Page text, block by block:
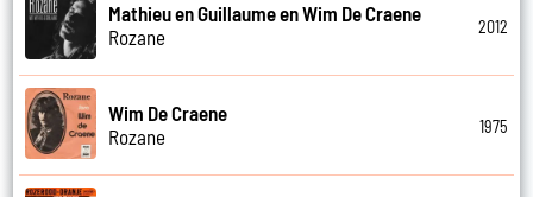
Mathieu en Guillaume en Wim De Craene
Rozane
2012
Wim De Craene
Rozane
1975